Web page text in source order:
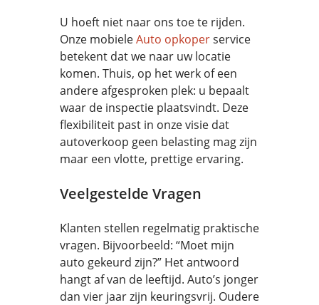
U hoeft niet naar ons toe te rijden.
Onze mobieleAuto opkoperservice
betekent dat we naar uw locatie
komen. Thuis, op het werk of een
andere afgesproken plek: u bepaalt
waar de inspectie plaatsvindt. Deze
flexibiliteit past in onze visie dat
autoverkoop geen belasting mag zijn
maar een vlotte, prettige ervaring.
Veelgestelde Vragen
Klanten stellen regelmatig praktische
vragen. Bijvoorbeeld: “Moet mijn
auto gekeurd zijn?” Het antwoord
hangt af van de leeftijd. Auto’s jonger
dan vier jaar zijn keuringsvrij. Oudere